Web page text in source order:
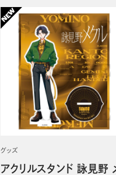
グッズ
アクリルスタンド 詠見野